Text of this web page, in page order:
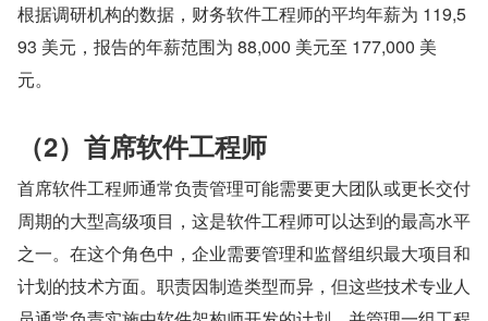
根据调研机构的数据，财务软件工程师的平均年薪为 119,5
93 美元，报告的年薪范围为 88,000 美元至 177,000 美
元。
（2）首席软件工程师
首席软件工程师通常负责管理可能需要更大团队或更长交付
周期的大型高级项目，这是软件工程师可以达到的最高水平
之一。在这个角色中，企业需要管理和监督组织最大项目和
计划的技术方面。职责因制造类型而异，但这些技术专业人